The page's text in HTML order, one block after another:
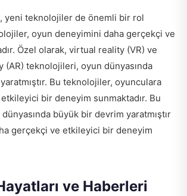
yeni teknolojiler de önemli bir rol
oyun deneyimini daha gerçekçi ve
Özel olarak, virtual reality (VR) ve
(AR) teknolojileri, oyun dünyasında
Bu teknolojiler, oyunculara
bir deneyim sunmaktadır. Bu
büyük bir devrim yaratmıştır
gerçekçi ve etkileyici bir deneyim
ve Haberleri